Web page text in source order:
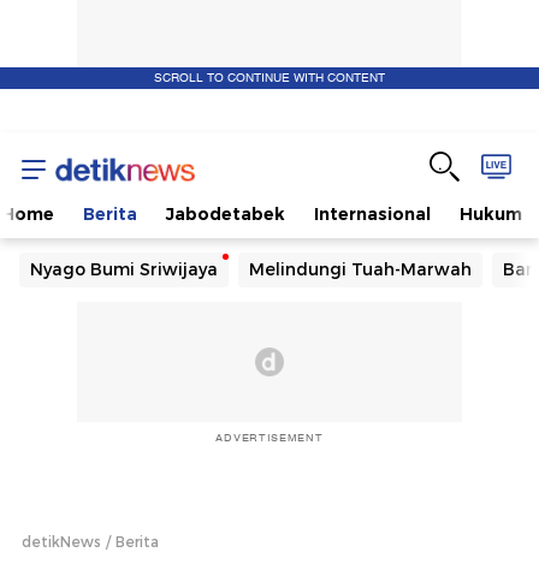
SCROLL TO CONTINUE WITH CONTENT
Home Berita Jabodetabek Internasional Hukum
Nyago Bumi Sriwijaya Melindungi Tuah-Marwah
ADVERTISEMENT
detikNews Berita